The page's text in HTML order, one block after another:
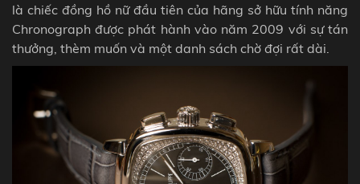
là chiếc đồng hồ nữ đầu tiên của hãng sở hữu tính năng
Chronograph được phát hành vào năm 2009 với sự tán
thưởng, thèm muốn và một danh sách chờ đợi rất dài.